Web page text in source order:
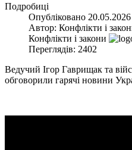
Подробиці
Опубліковано
Автор: Конфлікти і
Конфлікти і закони
Переглядів: 2402
Ведучий Ігор Гаврищак та
обговорили гарячі новини